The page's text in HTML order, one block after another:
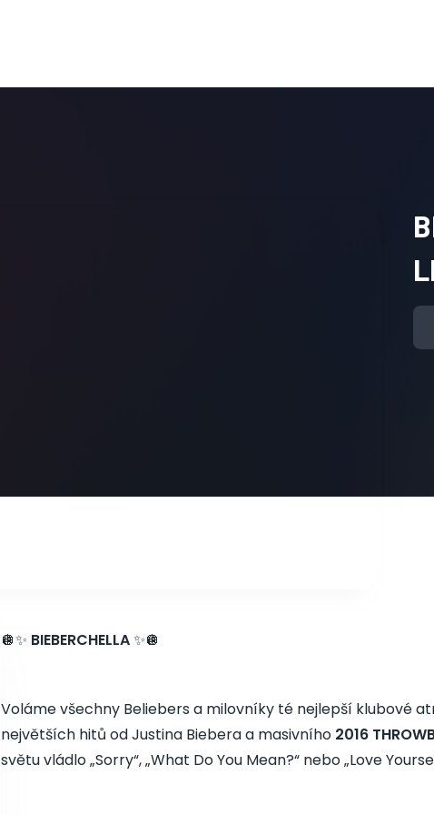
🪩✨ BIEBERCHELLA✨🪩
Voláme všechny Beliebers a milovníky té nejlepší klubové
největších hitů od Justina Biebera a masivního 2016
světu vládlo „Sorry“, „What Do You Mean?“ nebo „Love